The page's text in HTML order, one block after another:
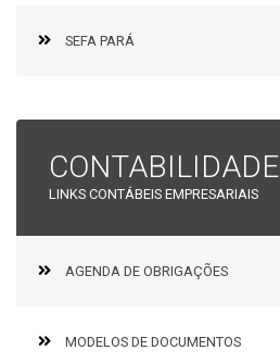
SEFA PARÁ
CONTABILIDADE
LINKS CONTÁBEIS EMPRESARIAIS
AGENDA DE OBRIGAÇÕES
MODELOS DE DOCUMENTOS